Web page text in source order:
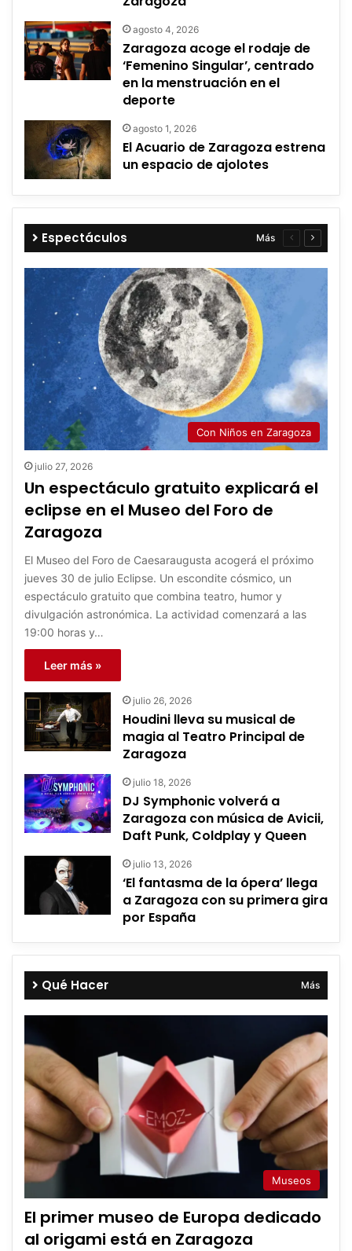
agosto 4, 2026
Zaragoza acoge el rodaje de
‘Femenino Singular’, centrado
en la menstruación en el
deporte
agosto 1, 2026
El Acuario de Zaragoza estrena
un espacio de ajolotes
Espectáculos Más
Página
anterior
Con Niños en Zaragoza
julio 27, 2026
Un espectáculo gratuito explicará el
eclipse en el Museo del Foro de
Zaragoza
El Museo del Foro de Caesaraugusta acogerá el próximo
jueves 30 de julio Eclipse. Un escondite cósmico, un
espectáculo gratuito que combina teatro, humor y
divulgación astronómica. La actividad comenzará a las
19:00 horas y…
Leer más »
julio 26, 2026
Houdini lleva su musical de
magia al Teatro Principal de
Zaragoza
julio 18, 2026
DJ Symphonic volverá a
Zaragoza con música de Avicii,
Daft Punk, Coldplay y Queen
julio 13, 2026
‘El fantasma de la ópera’ llega
a Zaragoza con su primera gira
por España
Qué Hacer Más
Museos
El primer museo de Europa dedicado
al origami está en Zaragoza